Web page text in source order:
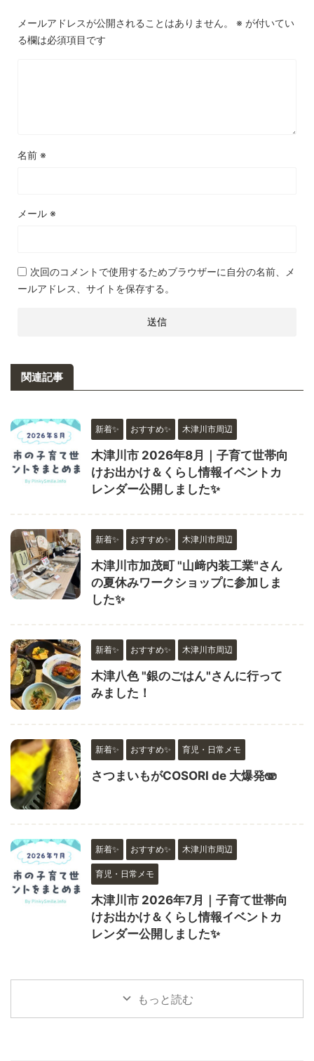
メールアドレスが公開されることはありません。 ※ が付いてい
る欄は必須項目です
名前 ※
メール ※
次回のコメントで使用するためブラウザーに自分の名前、メ
ールアドレス、サイトを保存する。
関連記事
新着✨ おすすめ✨ 木津川市周辺
木津川市 2026年8月｜子育て世帯向
けお出かけ＆くらし情報イベントカ
レンダー公開しました✨
新着✨ おすすめ✨ 木津川市周辺
木津川市加茂町 "山﨑内装工業"さん
の夏休みワークショップに参加しま
した✨
新着✨ おすすめ✨ 木津川市周辺
木津八色 "銀のごはん"さんに行って
みました！
新着✨ おすすめ✨ 育児・日常メモ
さつまいもがCOSORI de 大爆発🫨
新着✨ おすすめ✨ 木津川市周辺
育児・日常メモ
木津川市 2026年7月｜子育て世帯向
けお出かけ＆くらし情報イベントカ
レンダー公開しました✨
もっと読む